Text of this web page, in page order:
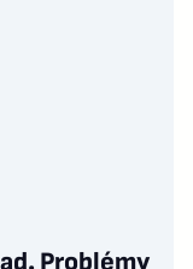
Problémy